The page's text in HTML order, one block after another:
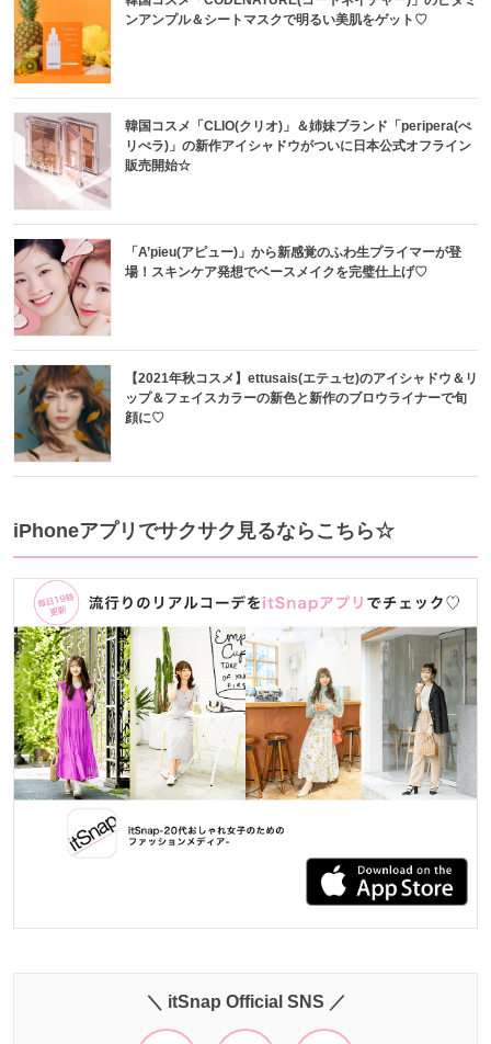
ンアンプル＆シートマスクで明るい美肌をゲット♡
韓国コスメ「CLIO(クリオ)」＆姉妹ブランド「peripera(ぺ
リぺラ)」の新作アイシャドウがついに日本公式オフライン
販売開始☆
「A’pieu(アピュー)」から新感覚のふわ生プライマーが登
場！スキンケア発想でベースメイクを完璧仕上げ♡
【2021年秋コスメ】ettusais(エテュセ)のアイシャドウ＆リ
ップ＆フェイスカラーの新色と新作のブロウライナーで旬
顔に♡
iPhoneアプリでサクサク見るならこちら☆
＼ itSnap Official SNS ／